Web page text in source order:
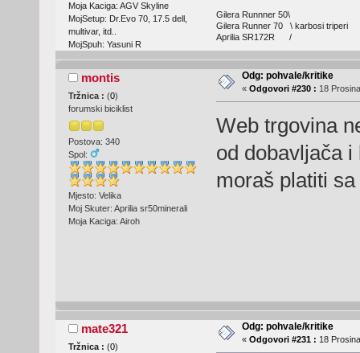
Moja Kaciga: AGV Skyline
MojSetup: Dr.Evo 70, 17.5 dell,
multivar, itd..
MojSpuh: Yasuni R
Gilera Runnner 50\
Gilera Runner 70 \ karbosi triperi
Aprilia SR172R /
montis
Tržnica : (0)
forumski biciklist
Postova: 340
Spol:
Mjesto: Velika
Moj Skuter: Aprilia sr50minerali
Moja Kaciga: Airoh
Odg: pohvale/kritike
« Odgovori #230 : 18
Web trgovina
od dobavljača
moraš platiti
mate321
Tržnica : (0)
Odg: pohvale/kritike
« Odgovori #231 : 18